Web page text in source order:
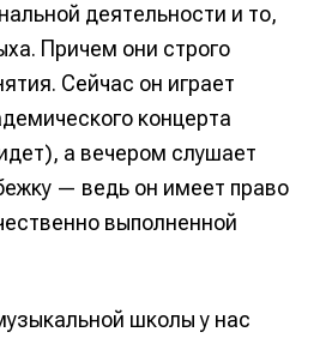
деятельности и то,
Причем они строго
Сейчас он играет
концерта
а вечером слушает
— ведь он имеет право
выполненной
школы у нас